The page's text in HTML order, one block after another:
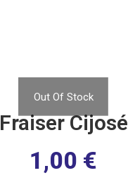
Out Of Stock
Fraiser Cijosé
1,00 €